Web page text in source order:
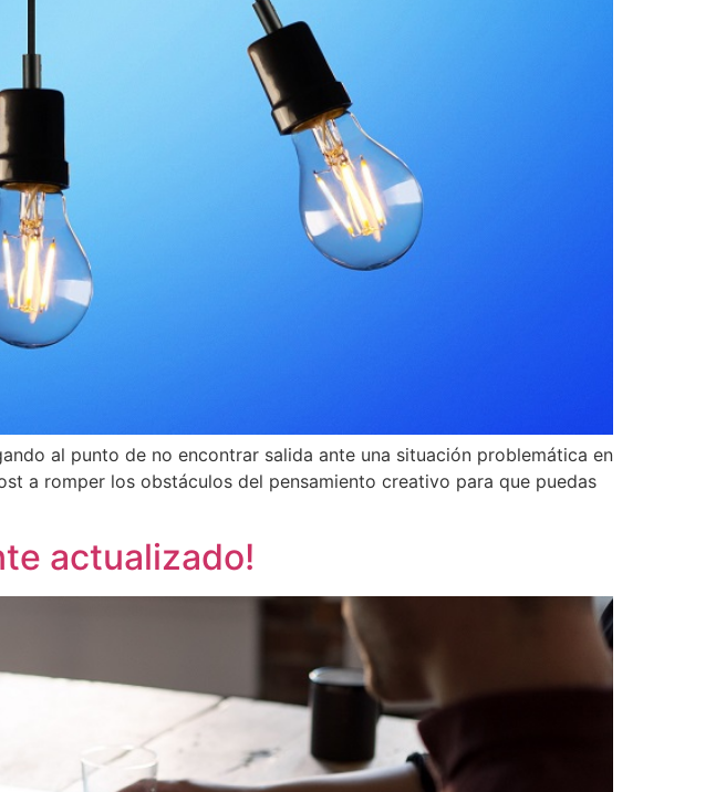
al punto de no encontrar salida ante una situación problemática en
a romper los obstáculos del pensamiento creativo para que puedas
actualizado!